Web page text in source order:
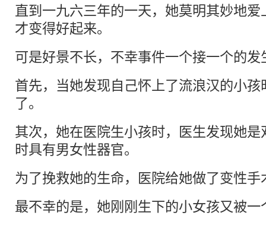
直到一九六三年的一天，她莫明其妙地
才变得好起来。
可是好景不长，不幸事件一个接一个的发
首先，当她发现自己怀上了流浪汉的小
了。
其次，她在医院生小孩时，医生发现她
时具有男女性器官。
为了挽救她的生命，医院给她做了变性
最不幸的是，她刚刚生下的小女孩又被